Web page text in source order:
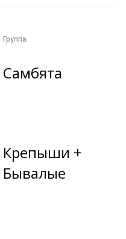
Группа
Самбята
Крепыши +
Бывалые